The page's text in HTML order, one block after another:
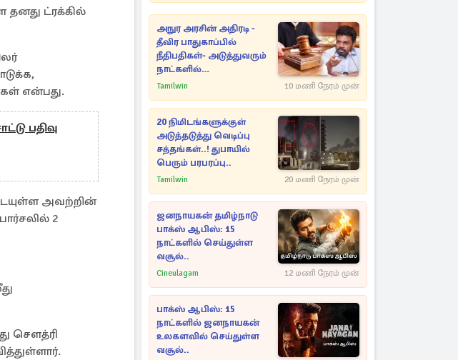
ட்ரக்கில்
என்பது.
பதிவு
அவற்றின்
2
சௌத்ரி
அநுர அரசின் அதிரடி -
தீவிர பாதுகாப்பில்
நீதிபதிகள்- அடுத்துவரும்
நாட்களில்
அம்பலமாகவுள்ள ரகசியம்
Tamilwin 10 மணி நேரம் முன்
20 நிமிடங்களுக்குள்
அடுத்தடுத்து வெடிப்பு
சத்தங்கள்..! துபாயில்
பெரும் பரபரப்பு..
Tamilwin 20 மணி நேரம் முன்
ஜனநாயகன் தமிழ்நாடு
பாக்ஸ் ஆபிஸ்: 15
நாட்களில் செய்துள்ள
வசூல்..
Cineulagam 12 மணி நேரம் முன்
பாக்ஸ் ஆபிஸ்: 15
நாட்களில் ஜனநாயகன்
உலகளவில் செய்துள்ள
வசூல்..